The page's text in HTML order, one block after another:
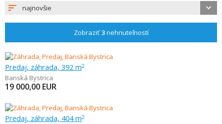
najnovšie
Zobraziť3nehnuteľností
Predaj, záhrada, 392 m2
Banská Bystrica
19 000,00 EUR
Predaj, záhrada, 404 m2